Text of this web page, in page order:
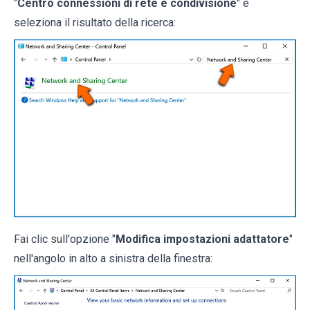
"Centro connessioni di rete e condivisione" e
seleziona il risultato della ricerca:
Fai clic sull'opzione "Modifica impostazioni adattatore"
nell'angolo in alto a sinistra della finestra: